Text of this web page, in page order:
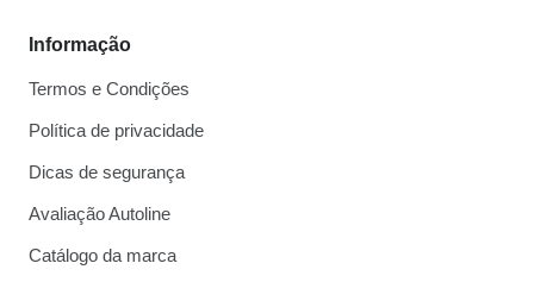
Informação
Termos e Condições
Política de privacidade
Dicas de segurança
Avaliação Autoline
Catálogo da marca